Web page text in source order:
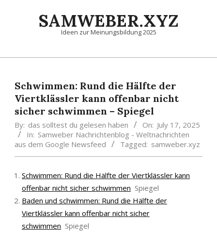
SAMWEBER.XYZ
Ideen zur Meinungsbildung 2025
Primary
MenuSchwimmen: Rund die Hälfte der
Viertklässler kann offenbar nicht
sicher schwimmen – Spiegel
By: das solltest du gelesen haben On: July 17, 2025
In: Samweber Nachrichtenblog - Weltnachrichten
aus dem Google Newsfeed
Tagged: samweber.xyz
Schwimmen: Rund die Hälfte der Viertklässler kann
offenbar nicht sicher schwimmen Spiegel
Baden und schwimmen: Rund die Hälfte der
Viertklässler kann offenbar nicht sicher
schwimmen Spiegel